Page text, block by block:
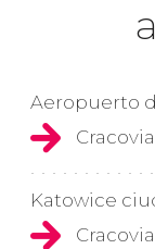
Aeropuerto
Katowice